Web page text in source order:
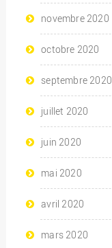
novembre 2020
octobre 2020
septembre 2020
juillet 2020
juin 2020
mai 2020
avril 2020
mars 2020